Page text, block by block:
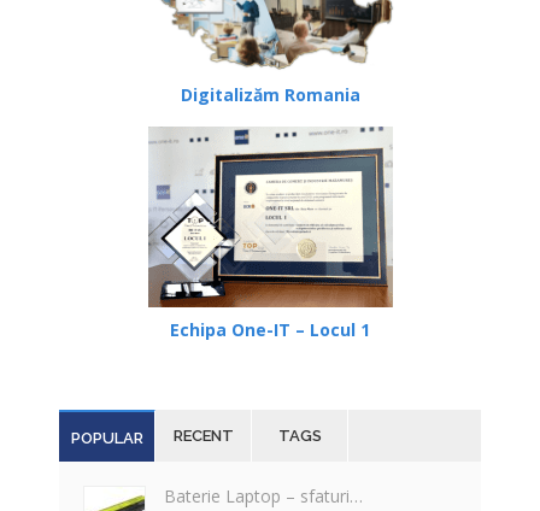
Digitalizăm Romania
Echipa One-IT – Locul 1
POPULAR RECENT TAGS
Baterie Laptop – sfaturi…